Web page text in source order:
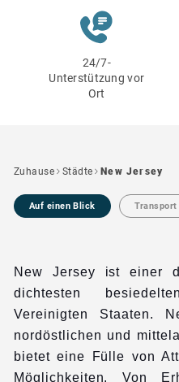
24/7-
Unterstützung vor
Ort
Zuhause Städte New Jersey
Auf einen Blick
New Jersey ist einer
dichtesten
Vereinigten Staaten.
nordöstlichen und
bietet eine Fülle von
Möglichkeiten. Von